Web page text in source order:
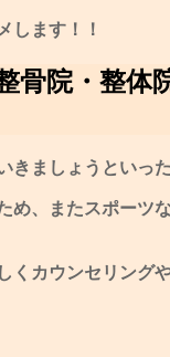
します！！
骨院・整
ましょうといっ
、またスポーツ
カウンセリング